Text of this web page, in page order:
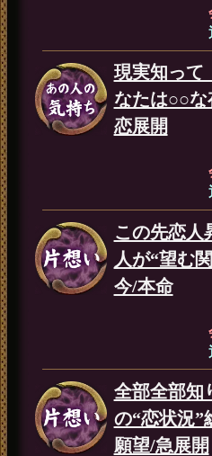
現実知って
なたは○○
恋展開
この先恋
人が“望む
今/本命
全部全部知
の“恋状況”
願望/急展開